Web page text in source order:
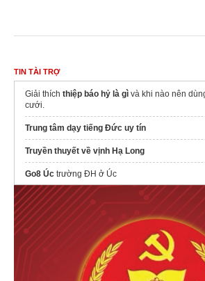
TIN TÀI TRỢ
Giải thích thiệp báo hỷ là gì và khi nào nên
cưới.
Trung tâm dạy tiếng Đức uy tín
Truyền thuyết về vịnh Hạ Long
Go8 Úc trường ĐH ở Úc